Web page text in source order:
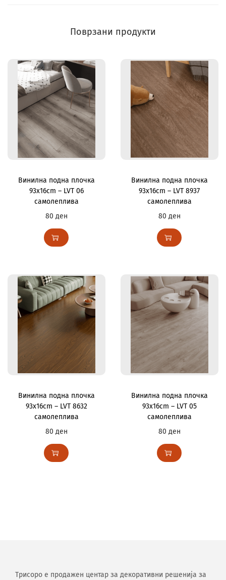
Поврзани продукти
Винилна подна плочка
93x16cm – LVT 06
самолеплива
80 ден
Винилна подна плочка
93x16cm – LVT 8937
самолеплива
80 ден
Винилна подна плочка
93x16cm – LVT 8632
самолеплива
80 ден
Винилна подна плочка
93x16cm – LVT 05
самолеплива
80 ден
Трисоро е продажен центар за декоративни решенија за